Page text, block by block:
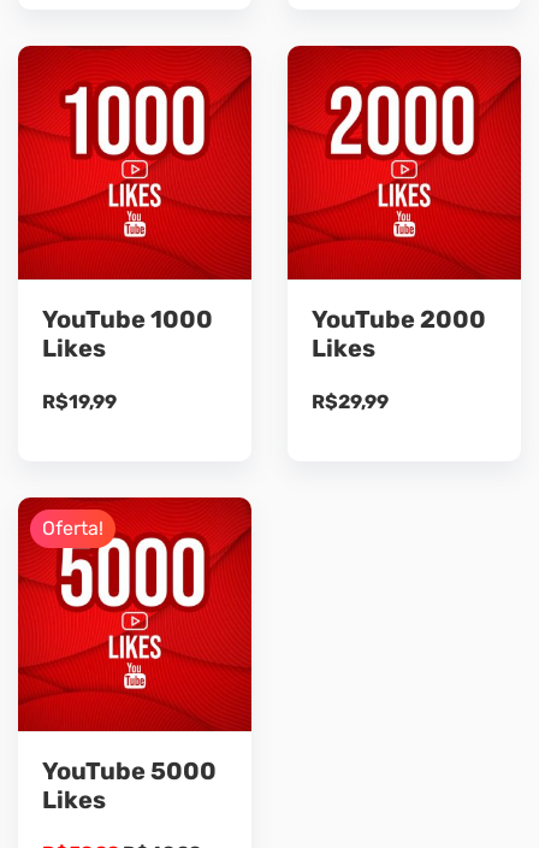
YouTube 1000
Likes
R$19,99
YouTube 2000
Likes
R$29,99
Oferta!
YouTube 5000
Likes